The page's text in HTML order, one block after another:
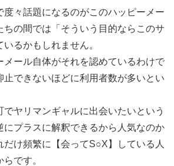
度々話題になるのがこのハッピーメー
ちの間では「そういう目的ならこのサ
るかもしれません。
メール自体がそれを認めているわけで
止できないほどに利用者数が多いとい
でヤリマンギャルに出会いたいという
にプラスに解釈できるから人気なのか
だけ頻繁に【会ってS○X】している人
です。